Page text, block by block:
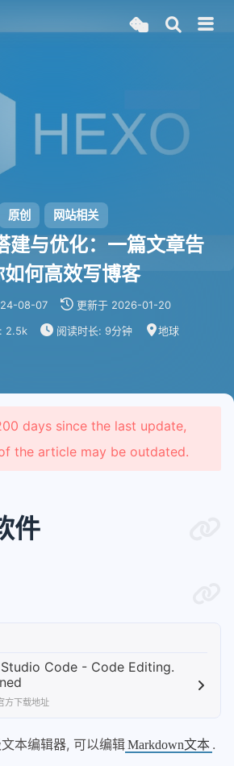
Code-Server
原创 网站相关
建与优化：一篇文章告
如何高效写博客
08-07 更新于 2026-01-20
2.5k 阅读时长: 9分钟 地球
days since the last update,
the article may be outdated.
件
Code - Code Editing.
方下载地址
本编辑器, 可以编辑Markdown文本 .